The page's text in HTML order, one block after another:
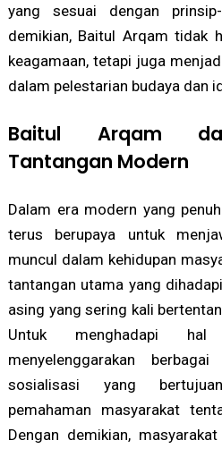
yang sesuai dengan
demikian, Baitul Arqam tidak
keagamaan, tetapi juga
dalam pelestarian budaya dan
Baitul Arqam
Tantangan Modern
Dalam era modern yang
terus berupaya untuk
muncul dalam kehidupan
tantangan utama yang
asing yang sering kali
Untuk menghadapi
menyelenggarakan
sosialisasi yang
pemahaman masyarakat
Dengan demikian,